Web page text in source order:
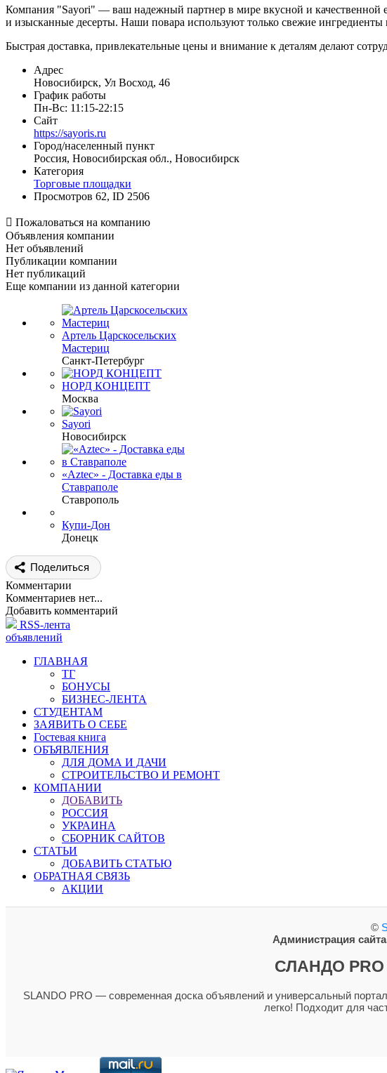
Компания "Sayori" — ваш надежный партнер в мире вкусной и качественной
и изысканные десерты. Наши повара используют только свежие
Быстрая доставка, привлекательные цены и внимание к деталям делают
Адрес
Новосибирск, Ул Восход, 46
График работы
Пн-Вс: 11:15-22:15
Сайт
https://sayoris.ru
Город/населенный пункт
Россия, Новосибирская обл., Новосибирск
Категория
Торговые площадки
Просмотров 62, ID 2506
 Пожаловаться на компанию
Объявления компании
Нет объявлений
Публикации компании
Нет публикаций
Еще компании из данной категории
Артель Царскосельских
Мастериц
Санкт-Петербург
НОРД КОНЦЕПТ
Москва
Sayori
Новосибирск
«Aztec» - Доставка еды в
Ставраполе
Ставрополь
Купи-Дон
Донецк
Поделиться
Комментарии
Комментариев нет...
Добавить комментарий
RSS-лента
объявлений
ГЛАВНАЯ
ТГ
БОНУСЫ
БИЗНЕС-ЛЕНТА
СТУДЕНТАМ
ЗАЯВИТЬ О СЕБЕ
Гостевая книга
ОБЪЯВЛЕНИЯ
ДЛЯ ДОМА И ДАЧИ
СТРОИТЕЛЬСТВО И РЕМОНТ
КОМПАНИИ
ДОБАВИТЬ
РОССИЯ
УКРАИНА
СБОРНИК САЙТОВ
СТАТЬИ
ДОБАВИТЬ СТАТЬЮ
ОБРАТНАЯ СВЯЗЬ
АКЦИИ
©
Администрация
СЛАНДО
SLANDO PRO — современная доска объявлений и универсальный
легко! Подходит для